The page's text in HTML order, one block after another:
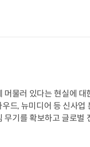
물러 있다는 현실에 대
드, 뉴미디어 등 신사업
무기를 확보하고 글로벌